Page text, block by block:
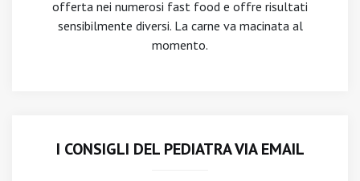
offerta nei numerosi fast food e offre risultati
sensibilmente diversi. La carne va macinata al
momento.
I CONSIGLI DEL PEDIATRA VIA EMAIL